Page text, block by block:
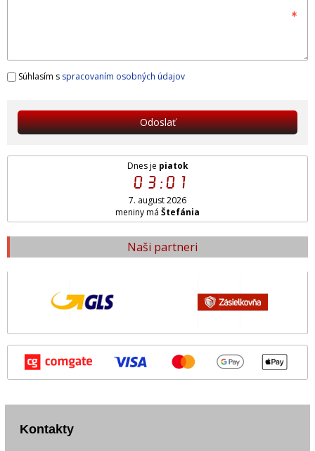
Súhlasím s spracovaním osobných údajov
Odoslať
Dnes je piatok
03:01
7. august 2026
meniny má Štefánia
Naši partneri
Kontakty